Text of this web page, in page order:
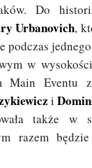
Do
Urbanovich,
podczas
w
Main Eventu
i
także w
razem